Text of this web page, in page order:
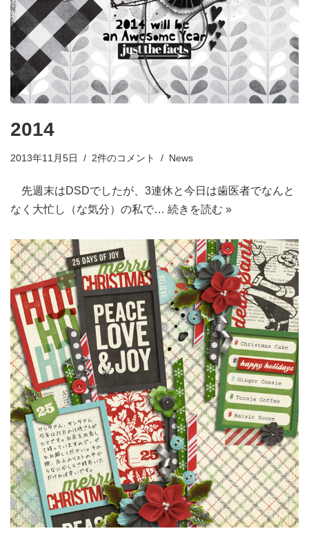
2014
2013年11月5日 2件のコメント News
先週末はDSDでしたが、3連休と今日は歯医者でなんと
なく大忙し（な気分）の私で… 続きを読む »